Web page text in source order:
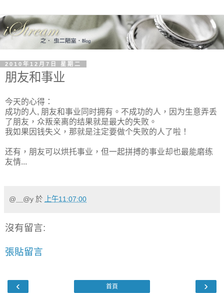
2010年12月7日 星期二
朋友和事业
今天的心得：
成功的人, 朋友和事业同时拥有。不成功的人，因为生意弄丢
了朋友，众叛亲离的结果就是最大的失败。
我如果因钱失义，那就是注定要做个失败的人了啦！
还有，朋友可以烘托事业，但一起拼搏的事业却也最能磨练
友情...
@＿@y 於 上午11:07:00
沒有留言:
張貼留言
‹ ›
首頁